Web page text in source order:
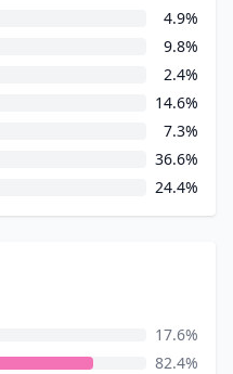
4.9%
9.8%
2.4%
14.6%
7.3%
36.6%
24.4%
17.6%
82.4%